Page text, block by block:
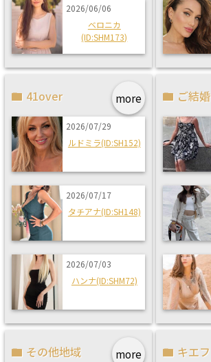
2026/06/06
ベロニカ
(ID:SHM173)
more
41over
2026/07/29
ルドミラ(ID:SH152)
2026/07/17
タチアナ(ID:SH148)
2026/07/03
ハンナ(ID:SHM72)
ご結婚
more
その他地域 キエフ